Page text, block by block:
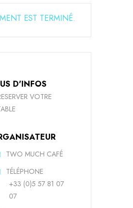
EST TERMINÉ.
D'INFOS
VOTRE
TWO MUCH CAFÉ
TÉLÉPHONE
+33 (0)5 57 81 07
07